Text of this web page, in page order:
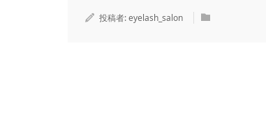
投稿者:eyelash_salon